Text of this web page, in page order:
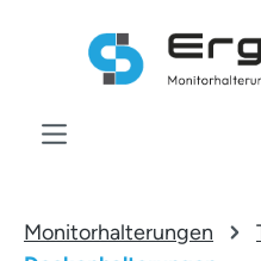
Zum Hauptinhalt springen
Monitorhalterungen